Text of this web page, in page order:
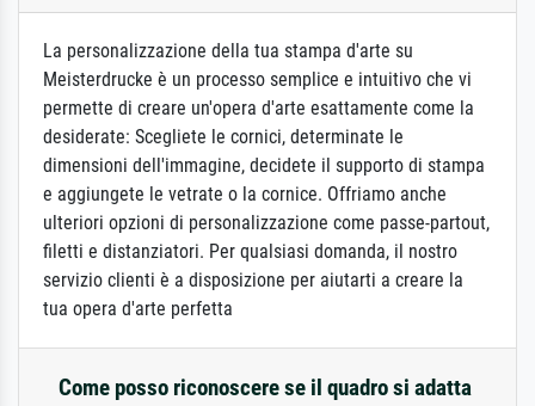
La personalizzazione della tua stampa d'arte su
Meisterdrucke è un processo semplice e intuitivo che vi
permette di creare un'opera d'arte esattamente come la
desiderate: Scegliete le cornici, determinate le
dimensioni dell'immagine, decidete il supporto di stampa
e aggiungete le vetrate o la cornice. Offriamo anche
ulteriori opzioni di personalizzazione come passe-partout,
filetti e distanziatori. Per qualsiasi domanda, il nostro
servizio clienti è a disposizione per aiutarti a creare la
tua opera d'arte perfetta
Come posso riconoscere se il quadro si adatta